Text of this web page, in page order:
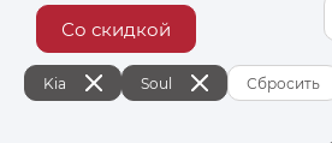
Kia Soul Сбросить
Со скидкой